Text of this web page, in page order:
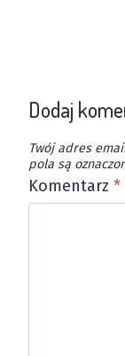
Dodaj
Twój adres
pola są
Komentarz *